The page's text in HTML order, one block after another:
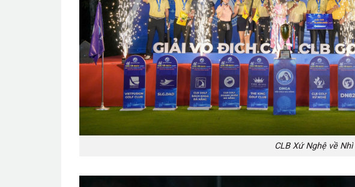
CLB Xứ Nghệ về Nhì